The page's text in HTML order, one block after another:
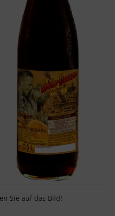
Sie auf das Bild!